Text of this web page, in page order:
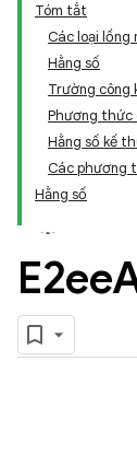
Tóm tắt
Các loại lồng
Hằng số
Trường công
Phương thức
Hằng số kế
Các phương
Hằng số
E2ee